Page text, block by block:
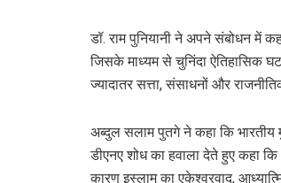
डॉ. राम पुनियानी ने अपने संबोधन में
जिसके माध्यम से चुनिंदा ऐतिहासिक
ज्यादातर सत्ता, संसाधनों और
अब्दुल सलाम पुतगे ने कहा कि भारतीय
डीएनए शोध का हवाला देते हुए कहा
कारण इस्लाम का एकेश्वरवाद,